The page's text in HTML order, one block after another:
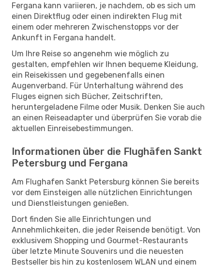
Fergana kann variieren, je nachdem, ob es sich um
einen Direktflug oder einen indirekten Flug mit
einem oder mehreren Zwischenstopps vor der
Ankunft in Fergana handelt.
Um Ihre Reise so angenehm wie möglich zu
gestalten, empfehlen wir Ihnen bequeme Kleidung,
ein Reisekissen und gegebenenfalls einen
Augenverband. Für Unterhaltung während des
Fluges eignen sich Bücher, Zeitschriften,
heruntergeladene Filme oder Musik. Denken Sie auch
an einen Reiseadapter und überprüfen Sie vorab die
aktuellen Einreisebestimmungen.
Informationen über die Flughäfen Sankt
Petersburg und Fergana
Am Flughafen Sankt Petersburg können Sie bereits
vor dem Einsteigen alle nützlichen Einrichtungen
und Dienstleistungen genießen.
Dort finden Sie alle Einrichtungen und
Annehmlichkeiten, die jeder Reisende benötigt. Von
exklusivem Shopping und Gourmet-Restaurants
über letzte Minute Souvenirs und die neuesten
Bestseller bis hin zu kostenlosem WLAN und einem